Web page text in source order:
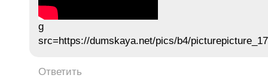
g
src=https://dumskaya.net/pics/b4/
Ответить